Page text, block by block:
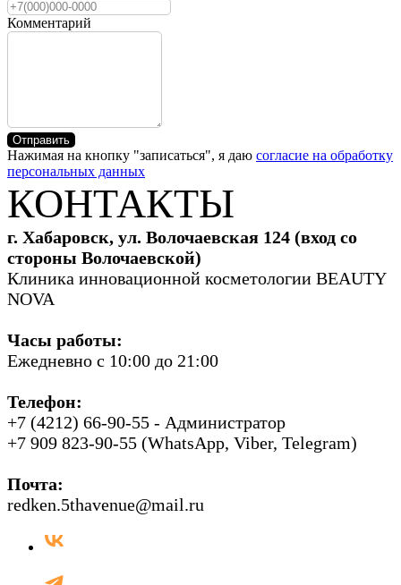
Комментарий
Отправить
Нажимая на кнопку "записаться", я даю согласие на обработку
персональных данных
КОНТАКТЫ
г. Хабаровск, ул. Волочаевская 124 (вход со
стороны Волочаевской)
Клиника инновационной косметологии BEAUTY
NOVA
Часы работы:
Ежедневно с 10:00 до 21:00
Телефон:
+7 (4212) 66-90-55 - Администратор
+7 909 823-90-55 (WhatsApp, Viber, Telegram)
Почта:
redken.5thavenue@mail.ru